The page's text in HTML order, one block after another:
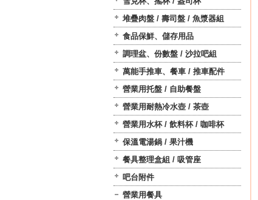
堆疊肉盤 / 壽司盤 / 魚漿器組
食品保鮮、儲存用品
調理盆、份數盤 / 沙拉吧組
萬能手推車、餐車 / 推車配件
營業用托盤 / 自助餐盤
營業用耐熱冷水壺 / 茶壺
營業用水杯 / 飲料杯 / 咖啡杯
保溫電湯鍋 / 果汁機
餐具整理盒組 / 吸管座
吧台附件
營業用餐具